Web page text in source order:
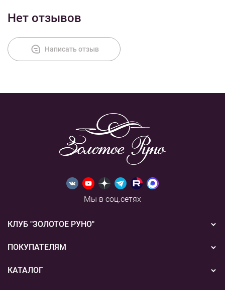
Нет отзывов
Написать отзыв
Мы в соц.сетях
КЛУБ "ЗОЛОТОЕ РУНО"
Новости
Акции
ПОКУПАТЕЛЯМ
Бонусная система
КАТАЛОГ